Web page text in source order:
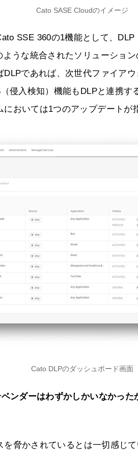
Cato SASE Cloudのイメージ
SSE 360の1機能として、
うな統合されたソリューショ
であれば、次世代ファイア
侵入検知）機能もDLPと連携す
おいては1つのアップデートが
Cato DLPのダッシュボード画面
ダーはわずかしかいなかった
を脅かされているとは一切感じ